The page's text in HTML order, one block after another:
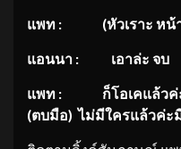
แพท : (หัวเราะ หน้าแ
แอนนา : เอาล่ะ จบ
แพท : ก็โอเคแล้วค่ะ
(ตบมือ) ไม่มีใครแล้วค่ะ